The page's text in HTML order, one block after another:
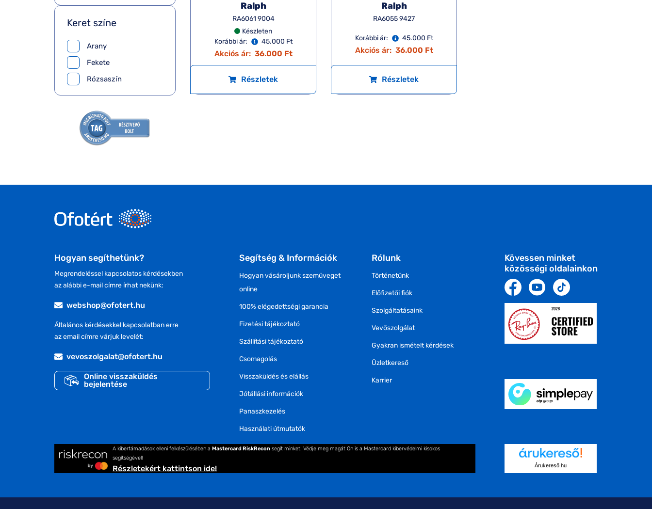
Keret színe
Arany
Fekete
Rózsaszín
Ralph
RA6061 9004
Készleten
Korábbi ár:
45.000 Ft
Akciós ár: 36.000 Ft
Részletek
Ralph
RA6055 9427
Korábbi ár: 45.000 Ft
Akciós ár: 36.000 Ft
Részletek
Hogyan segíthetünk?
Megrendeléssel kapcsolatos kérdésekben
az alábbi e-mail címre írhat nekünk:
webshop@ofotert.hu
Általános kérdésekkel kapcsolatban erre
az email címre várjuk levelét:
vevoszolgalat@ofotert.hu
Online visszaküldés
bejelentése
Segítség & Információk
Hogyan vásároljunk szemüveget
online
100% elégedettségi garancia
Fizetési tájékoztató
Szállítási tájékoztató
Csomagolás
Visszaküldés és elállás
Jótállási információk
Panaszkezelés
Használati útmutatók
Rólunk
Történetünk
Előfizetői fiók
Szolgáltatásaink
Vevőszolgálat
Gyakran ismételt kérdések
Üzletkereső
Karrier
Kövessen minket
közösségi oldalainkon
Árukereső.hu
A kibertámadások elleni felkészülésében a Mastercard RiskRecon segít minket. Védje meg magát Ön is a Mastercard kibervédelmi kisokos
segítségével!
Részletekért kattintson ide!